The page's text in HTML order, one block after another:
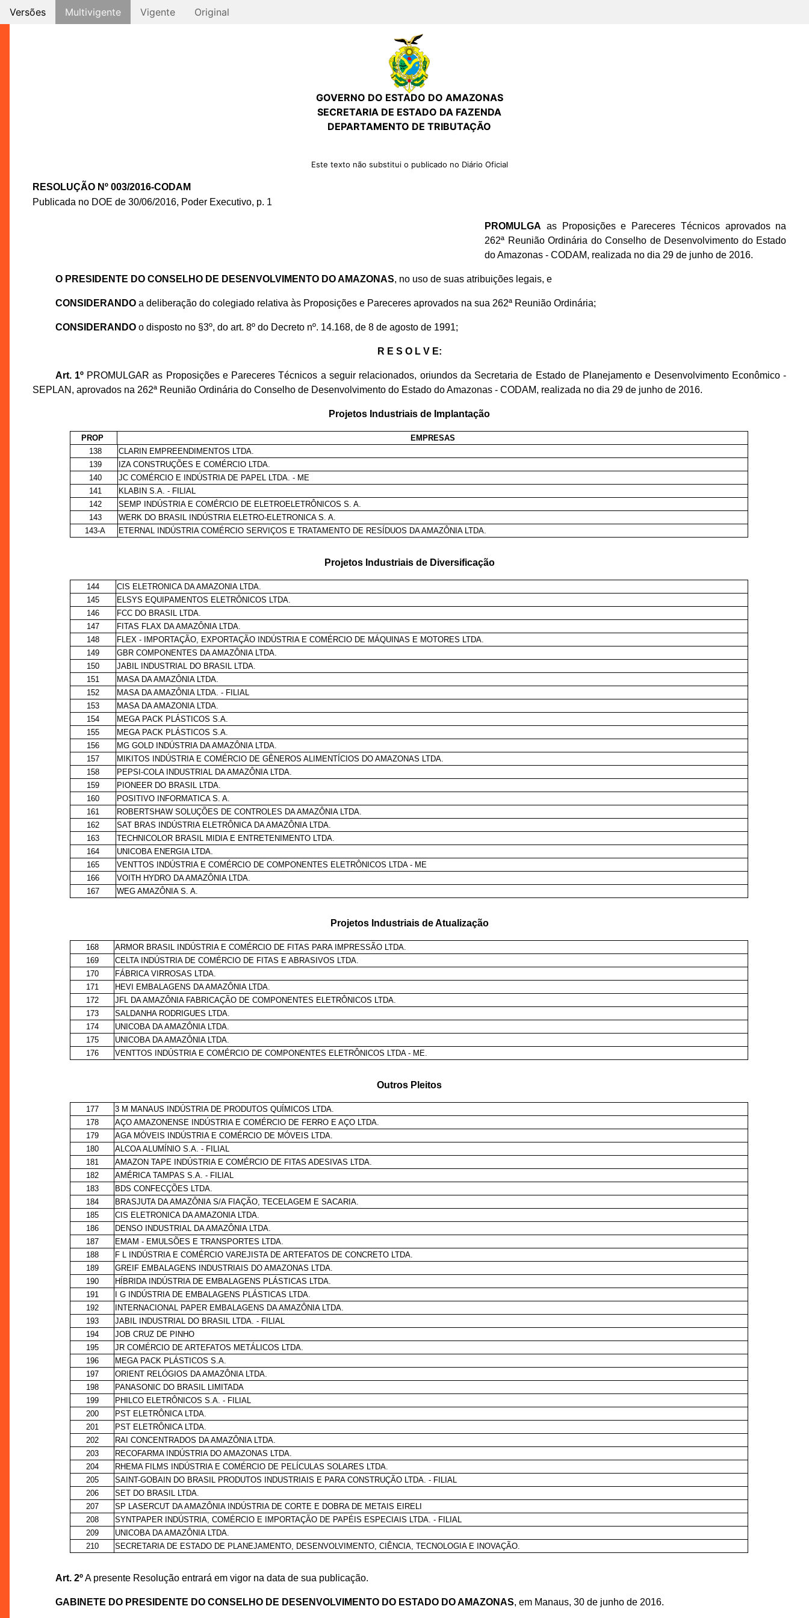
Versões Multivigente Vigente Original
GOVERNO DO ESTADO DO AMAZONAS
SECRETARIA DE ESTADO DA FAZENDA
DEPARTAMENTO DE TRIBUTAÇÃO
Este texto não substitui o publicado no Diário Oficial
RESOLUÇÃO Nº 003/2016-CODAM
Publicada no DOE de 30/06/2016, Poder Executivo, p. 1
PROMULGA as Proposições e Pareceres Técnicos aprovados na
262ª Reunião Ordinária do Conselho de Desenvolvimento do Estado
do Amazonas - CODAM, realizada no dia 29 de junho de 2016.
O PRESIDENTE DO CONSELHO DE DESENVOLVIMENTO DO AMAZONAS, no uso de suas atribuições legais, e
CONSIDERANDOa deliberação do colegiado relativa às Proposições e Pareceres aprovados na sua 262ª Reunião Ordinária;
CONSIDERANDOo disposto no §3º, do art. 8º do Decreto nº. 14.168, de 8 de agosto de 1991;
R E S O L V E:
Art. 1ºPROMULGAR as Proposições e Pareceres Técnicos a seguir relacionados, oriundos da Secretaria de Estado de Planejamento e Desenvolvimento Econômico -
SEPLAN, aprovados na 262ª Reunião Ordinária do Conselho de Desenvolvimento do Estado do Amazonas - CODAM, realizada no dia 29 de junho de 2016.
Projetos Industriais de Implantação
PROP
EMPRESAS
138
CLARIN EMPREENDIMENTOS LTDA.
139
IZA CONSTRUÇÕES E COMÉRCIO LTDA.
140
JC COMÉRCIO E INDÚSTRIA DE PAPEL LTDA. - ME
141
KLABIN S.A. - FILIAL
142
SEMP INDÚSTRIA E COMÉRCIO DE ELETROELETRÔNICOS S. A.
143
WERK DO BRASIL INDÚSTRIA ELETRO-ELETRONICA S. A.
143-A
ETERNAL INDÚSTRIA COMÉRCIO SERVIÇOS E TRATAMENTO DE RESÍDUOS DA AMAZÔNIA LTDA.
Projetos Industriais de Diversificação
144
CIS ELETRONICA DA AMAZONIA LTDA.
145
ELSYS EQUIPAMENTOS ELETRÔNICOS LTDA.
146
FCC DO BRASIL LTDA.
147
FITAS FLAX DA AMAZÔNIA LTDA.
148
FLEX - IMPORTAÇÃO, EXPORTAÇÃO INDÚSTRIA E COMÉRCIO DE MÁQUINAS E MOTORES LTDA.
149
GBR COMPONENTES DA AMAZÔNIA LTDA.
150
JABIL INDUSTRIAL DO BRASIL LTDA.
151
MASA DA AMAZÔNIA LTDA.
152
MASA DA AMAZÔNIA LTDA. - FILIAL
153
MASA DA AMAZONIA LTDA.
154
MEGA PACK PLÁSTICOS S.A.
155
MEGA PACK PLÁSTICOS S.A.
156
MG GOLD INDÚSTRIA DA AMAZÔNIA LTDA.
157
MIKITOS INDÚSTRIA E COMÉRCIO DE GÊNEROS ALIMENTÍCIOS DO AMAZONAS LTDA.
158
PEPSI-COLA INDUSTRIAL DA AMAZÔNIA LTDA.
159
PIONEER DO BRASIL LTDA.
160
POSITIVO INFORMATICA S. A.
161
ROBERTSHAW SOLUÇÕES DE CONTROLES DA AMAZÔNIA LTDA.
162
SAT BRAS INDÚSTRIA ELETRÔNICA DA AMAZÔNIA LTDA.
163
TECHNICOLOR BRASIL MIDIA E ENTRETENIMENTO LTDA.
164
UNICOBA ENERGIA LTDA.
165
VENTTOS INDÚSTRIA E COMÉRCIO DE COMPONENTES ELETRÔNICOS LTDA - ME
166
VOITH HYDRO DA AMAZÔNIA LTDA.
167
WEG AMAZÔNIA S. A.
Projetos Industriais de Atualização
168
ARMOR BRASIL INDÚSTRIA E COMÉRCIO DE FITAS PARA IMPRESSÃO LTDA.
169
CELTA INDÚSTRIA DE COMÉRCIO DE FITAS E ABRASIVOS LTDA.
170
FÁBRICA VIRROSAS LTDA.
171
HEVI EMBALAGENS DA AMAZÔNIA LTDA.
172
JFL DA AMAZÔNIA FABRICAÇÃO DE COMPONENTES ELETRÔNICOS LTDA.
173
SALDANHA RODRIGUES LTDA.
174
UNICOBA DA AMAZÔNIA LTDA.
175
UNICOBA DA AMAZÔNIA LTDA.
176
VENTTOS INDÚSTRIA E COMÉRCIO DE COMPONENTES ELETRÔNICOS LTDA - ME.
Outros Pleitos
177
3 M MANAUS INDÚSTRIA DE PRODUTOS QUÍMICOS LTDA.
178
AÇO AMAZONENSE INDÚSTRIA E COMÉRCIO DE FERRO E AÇO LTDA.
179
AGA MÓVEIS INDÚSTRIA E COMÉRCIO DE MÓVEIS LTDA.
180
ALCOA ALUMÍNIO S.A. - FILIAL
181
AMAZON TAPE INDÚSTRIA E COMÉRCIO DE FITAS ADESIVAS LTDA.
182
AMÉRICA TAMPAS S.A. - FILIAL
183
BDS CONFECÇÕES LTDA.
184
BRASJUTA DA AMAZÔNIA S/A FIAÇÃO, TECELAGEM E SACARIA.
185
CIS ELETRONICA DA AMAZONIA LTDA.
186
DENSO INDUSTRIAL DA AMAZÔNIA LTDA.
187
EMAM - EMULSÕES E TRANSPORTES LTDA.
188
F L INDÚSTRIA E COMÉRCIO VAREJISTA DE ARTEFATOS DE CONCRETO LTDA.
189
GREIF EMBALAGENS INDUSTRIAIS DO AMAZONAS LTDA.
190
HÍBRIDA INDÚSTRIA DE EMBALAGENS PLÁSTICAS LTDA.
191
I G INDÚSTRIA DE EMBALAGENS PLÁSTICAS LTDA.
192
INTERNACIONAL PAPER EMBALAGENS DA AMAZÔNIA LTDA.
193
JABIL INDUSTRIAL DO BRASIL LTDA. - FILIAL
194
JOB CRUZ DE PINHO
195
JR COMÉRCIO DE ARTEFATOS METÁLICOS LTDA.
196
MEGA PACK PLÁSTICOS S.A.
197
ORIENT RELÓGIOS DA AMAZÔNIA LTDA.
198
PANASONIC DO BRASIL LIMITADA
199
PHILCO ELETRÔNICOS S.A. - FILIAL
200
PST ELETRÔNICA LTDA.
201
PST ELETRÔNICA LTDA.
202
RAI CONCENTRADOS DA AMAZÔNIA LTDA.
203
RECOFARMA INDÚSTRIA DO AMAZONAS LTDA.
204
RHEMA FILMS INDÚSTRIA E COMÉRCIO DE PELÍCULAS SOLARES LTDA.
205
SAINT-GOBAIN DO BRASIL PRODUTOS INDUSTRIAIS E PARA CONSTRUÇÃO LTDA. - FILIAL
206
SET DO BRASIL LTDA.
207
SP LASERCUT DA AMAZÔNIA INDÚSTRIA DE CORTE E DOBRA DE METAIS EIRELI
208
SYNTPAPER INDÚSTRIA, COMÉRCIO E IMPORTAÇÃO DE PAPÉIS ESPECIAIS LTDA. - FILIAL
209
UNICOBA DA AMAZÔNIA LTDA.
210
SECRETARIA DE ESTADO DE PLANEJAMENTO, DESENVOLVIMENTO, CIÊNCIA, TECNOLOGIA E INOVAÇÃO.
Art. 2ºA presente Resolução entrará em vigor na data de sua publicação.
GABINETE DO PRESIDENTE DO CONSELHO DE DESENVOLVIMENTO DO ESTADO DO AMAZONAS, em Manaus, 30 de junho de 2016.